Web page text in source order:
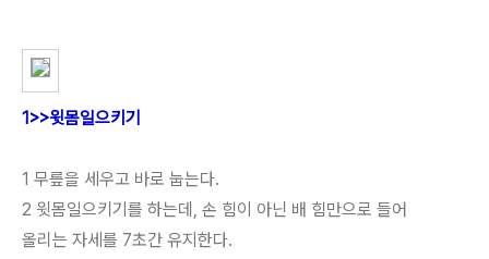
1>>윗몸일으키기
1 무릎을 세우고 바로 눕는다.
2 윗몸일으키기를 하는데, 손 힘이 아닌 배 힘만으로 들어
올리는 자세를 7초간 유지한다.